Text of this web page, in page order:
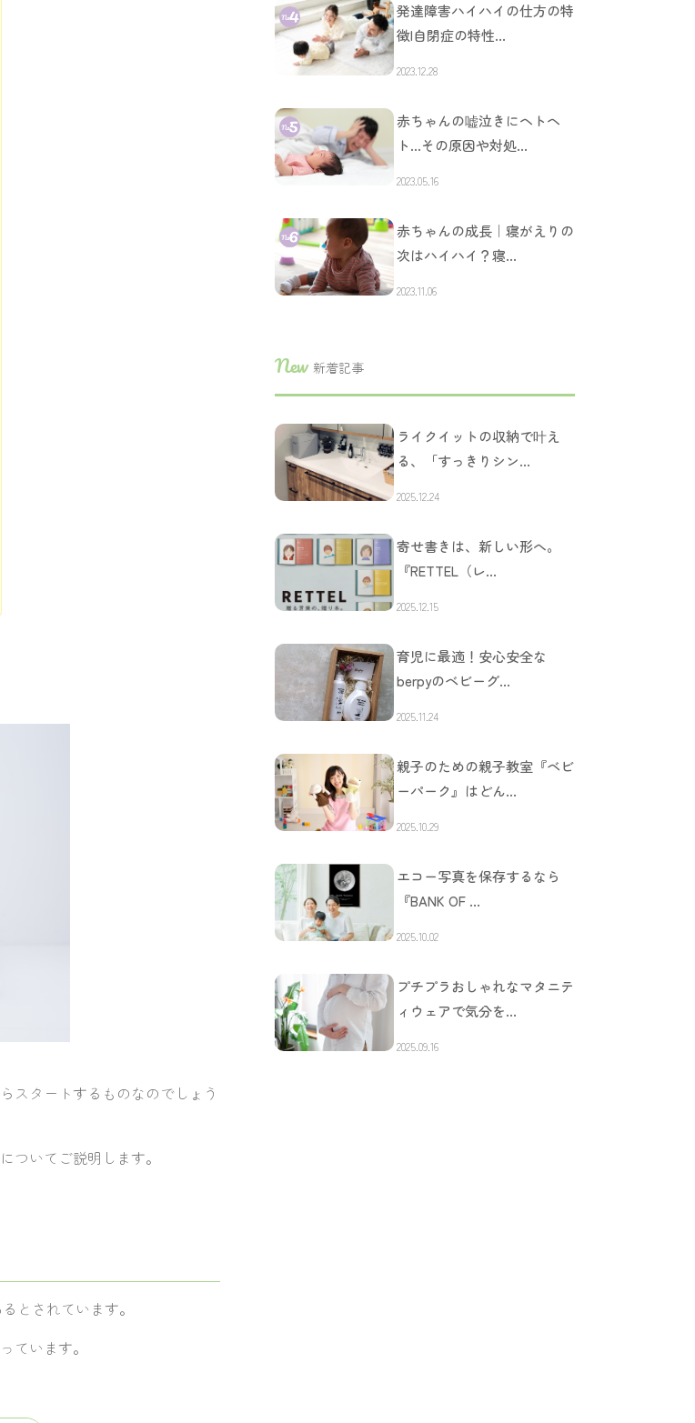
スタートするものなのでしょう
ついてご説明します。
とされています。
ています。
発達障害ハイハイの仕方の特
徴|自閉症の特性…
2023.12.28
赤ちゃんの嘘泣きにヘトヘ
ト…その原因や対処…
2023.05.16
赤ちゃんの成長｜寝がえりの
次はハイハイ？寝…
2023.11.06
New 新着記事
ライクイットの収納で叶え
る、「すっきりシン…
2025.12.24
寄せ書きは、新しい形へ。
『RETTEL（レ…
2025.12.15
育児に最適！安心安全な
berpyのベビーグ…
2025.11.24
親子のための親子教室『ベビ
ーパーク』はどん…
2025.10.29
エコー写真を保存するなら
『BANK OF …
2025.10.02
プチプラおしゃれなマタニテ
ィウェアで気分を…
2025.09.16